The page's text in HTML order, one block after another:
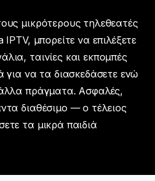
μικρότερους τηλεθεατές
μπορείτε να επιλέξετε
ταινίες και εκπομπές
για να τα διασκεδάσετε ενώ
πράγματα. Ασφαλές,
διαθέσιμο — ο τέλειος
τα μικρά παιδιά